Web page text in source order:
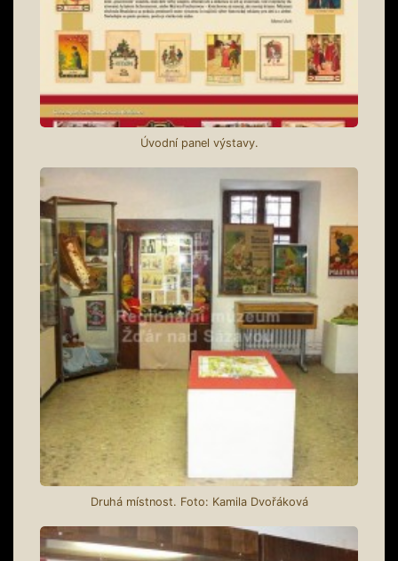
Úvodní panel výstavy.
Druhá místnost. Foto: Kamila Dvořáková